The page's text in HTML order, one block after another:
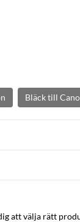
Bläck till
att välja rätt